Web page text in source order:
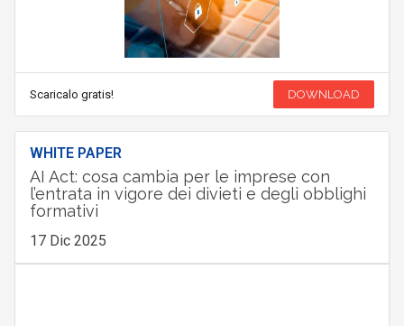
Scaricalo gratis! DOWNLOAD
WHITE PAPER
AI Act: cosa cambia per le imprese con
l’entrata in vigore dei divieti e degli obblighi
formativi
17 Dic 2025